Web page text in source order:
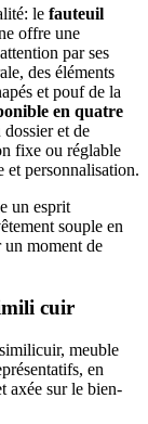
le fauteuil
offre une
par ses
des éléments
et pouf de la
en quatre
et de
fixe ou réglable
et personnalisation.
un esprit
souple en
moment de
cuir
meuble
en
axée sur le bien-